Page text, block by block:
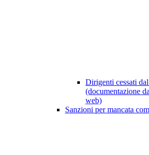
Dirigenti cessati
(documentazione
web)
Sanzioni per mancata